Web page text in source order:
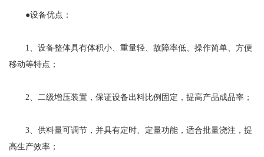
●设备优点：
1、设备整体具有体积小、重量轻、故障率低、操作简单、方便
移动等特点；
2、二级增压装置，保证设备出料比例固定，提高产品成品率；
3、供料量可调节，并具有定时、定量功能，适合批量浇注，提
高生产效率；